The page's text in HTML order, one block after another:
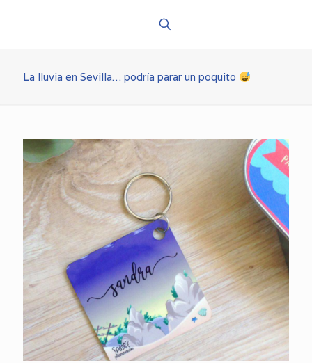
La lluvia en Sevilla… podría parar un poquito